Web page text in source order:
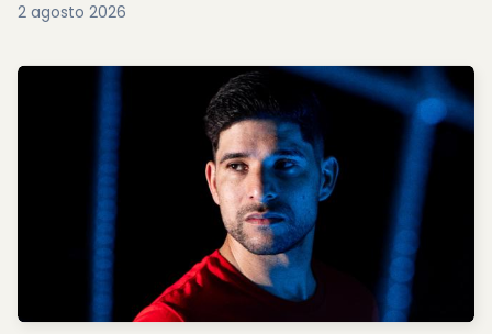
2 agosto 2026